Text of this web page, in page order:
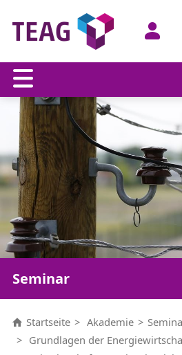
Seminar
Startseite Akademie
Grundlagen der